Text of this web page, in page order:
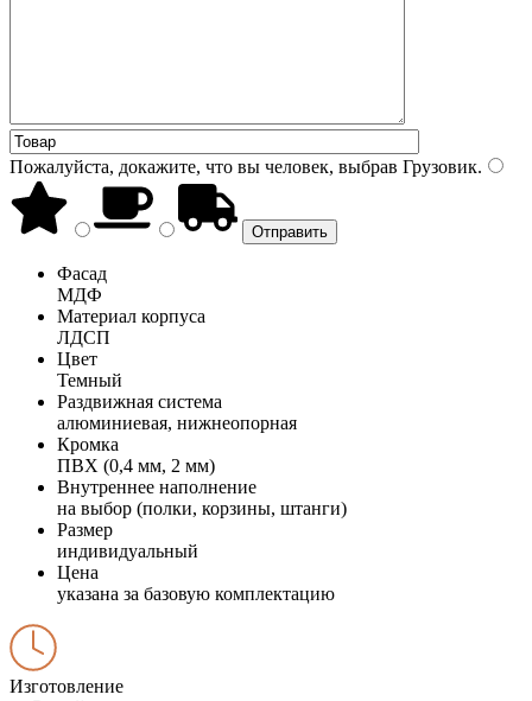
Пожалуйста, докажите, что вы человек, выбрав Грузовик.
Фасад
МДФ
Материал корпуса
ЛДСП
Цвет
Темный
Раздвижная система
алюминиевая, нижнеопорная
Кромка
ПВХ (0,4 мм, 2 мм)
Внутреннее наполнение
на выбор (полки, корзины, штанги)
Размер
индивидуальный
Цена
указана за базовую комплектацию
Изготовление